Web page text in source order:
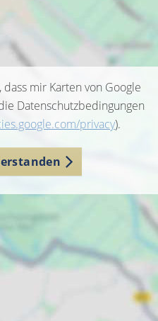
mir Karten von Google
Datenschutzbedingungen
privacy).